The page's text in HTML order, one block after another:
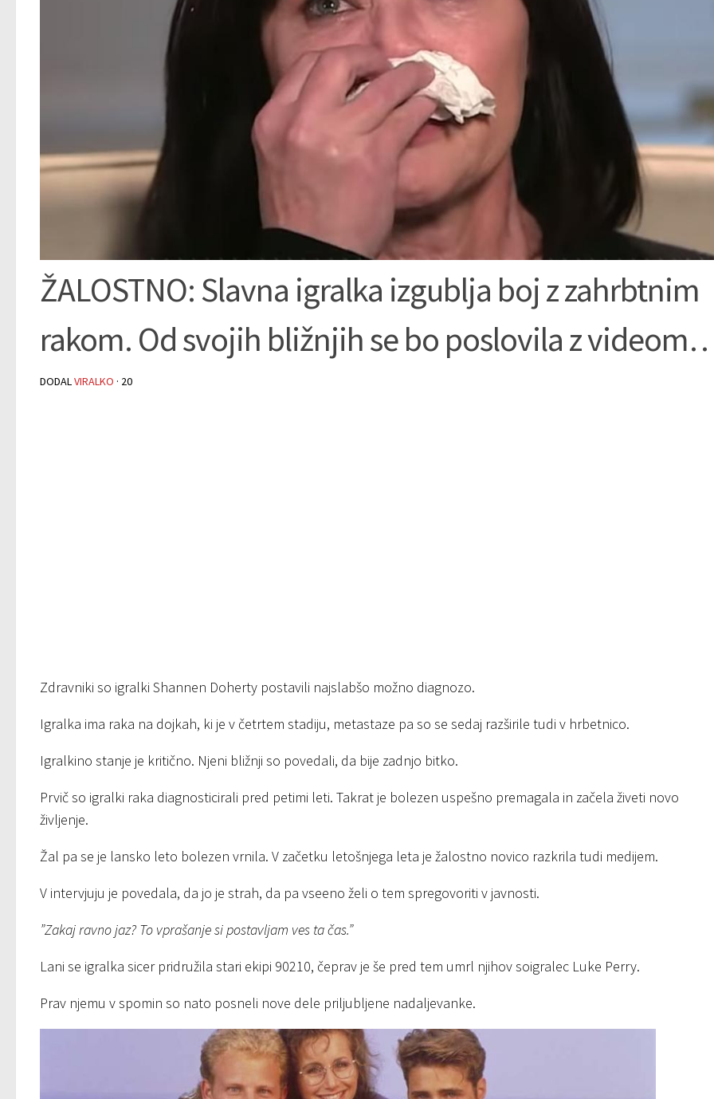
ŽALOSTNO: Slavna igralka izgublja boj z zahrbtnim
rakom. Od svojih bližnjih se bo poslovila z
DODALVIRALKO · 20
Zdravniki so igralki Shannen Doherty postavili najslabšo možno diagnozo.
Igralka ima raka na dojkah, ki je v četrtem stadiju, metastaze pa so se sedaj razširile tudi v hrbetnico.
Igralkino stanje je kritično. Njeni bližnji so povedali, da bije zadnjo bitko.
Prvič so igralki raka diagnosticirali pred petimi leti. Takrat je bolezen uspešno premagala in začela živeti novo
življenje.
Žal pa se je lansko leto bolezen vrnila. V začetku letošnjega leta je žalostno novico razkrila tudi medijem.
V intervjuju je povedala, da jo je strah, da pa vseeno želi o tem spregovoriti v javnosti.
”Zakaj ravno jaz? To vprašanje si postavljam ves ta čas.”
Lani se igralka sicer pridružila stari ekipi 90210, čeprav je še pred tem umrl njihov soigralec Luke Perry.
Prav njemu v spomin so nato posneli nove dele priljubljene nadaljevanke.